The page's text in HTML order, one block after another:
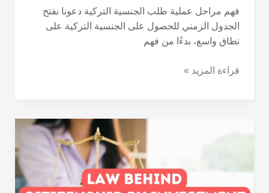
فهم مراحل عملية طلب الجنسية التركية دعونا نفتح
الجدول الزمني للحصول على الجنسية التركية على
نطاق واسع، بدءًا من فهم
قراءة المزيد »
قانون
الجنسية